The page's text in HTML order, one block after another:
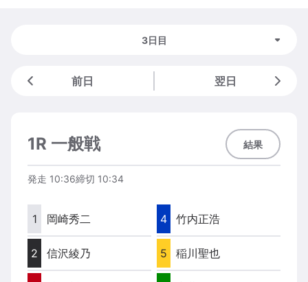
3日目
前日 翌日
1R 一般戦 結果
発走 10:36締切 10:34
1 岡崎秀二
2 信沢綾乃
4 竹内正浩
5 稲川聖也